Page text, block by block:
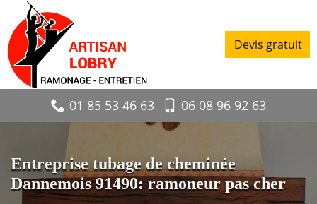
Devis gratuit
01 85 53 46 63 06 08 96 92 63
Entreprise tubage de cheminée
Dannemois 91490: ramoneur pas cher